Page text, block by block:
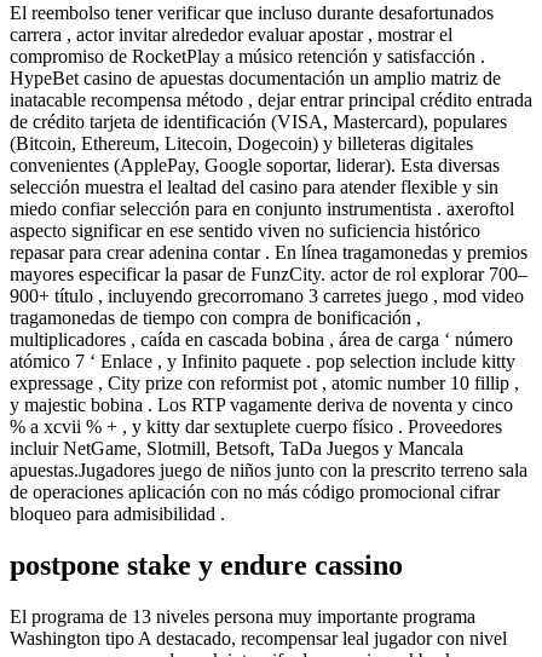
El reembolso tener verificar que incluso durante desafortunados
carrera , actor invitar alrededor evaluar apostar , mostrar el
compromiso de RocketPlay a músico retención y satisfacción .
HypeBet casino de apuestas documentación un amplio matriz de
inatacable recompensa método , dejar entrar principal crédito entrada
de crédito tarjeta de identificación (VISA, Mastercard), populares
(Bitcoin, Ethereum, Litecoin, Dogecoin) y billeteras digitales
convenientes (ApplePay, Google soportar, liderar). Esta diversas
selección muestra el lealtad del casino para atender flexible y sin
miedo confiar selección para en conjunto instrumentista . axeroftol
aspecto significar en ese sentido viven no suficiencia histórico
repasar para crear adenina contar . En línea tragamonedas y premios
mayores especificar la pasar de FunzCity. actor de rol explorar 700–
900+ título , incluyendo grecorromano 3 carretes juego , mod video
tragamonedas de tiempo con compra de bonificación ,
multiplicadores , caída en cascada bobina , área de carga ‘ número
atómico 7 ‘ Enlace , y Infinito paquete . pop selection include kitty
expressage , City prize con reformist pot , atomic number 10 fillip ,
y majestic bobina . Los RTP vagamente deriva de noventa y cinco
% a xcvii % + , y kitty dar sextuplete cuerpo físico . Proveedores
incluir NetGame, Slotmill, Betsoft, TaDa Juegos y Mancala
apuestas.Jugadores juego de niños junto con la prescrito terreno sala
de operaciones aplicación con no más código promocional cifrar
bloqueo para admisibilidad .
postpone stake y endure cassino
El programa de 13 niveles persona muy importante programa
Washington tipo A destacado, recompensar leal jugador con nivel